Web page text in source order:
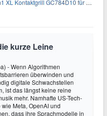
Kontaktgrill GC784D10 für 239,99€
kurze Leine
- Wenn Algorithmen
überwinden und
digitale Schwachstellen
ist das längst keine reine
mehr. Namhafte US-Tech-
wie Meta, OpenAI und
dass ihre Sprachmodelle in